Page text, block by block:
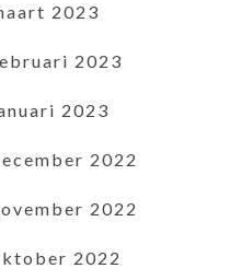
2023
2023
2023
2022
2022
2022